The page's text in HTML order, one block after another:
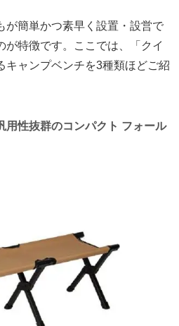
が簡単かつ素早く設置・設営で
が特徴です。ここでは、「クイ
キャンプベンチを3種類ほどご紹
用性抜群のコンパクト フォール